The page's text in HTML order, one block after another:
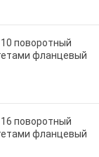
10 поворотный
фланцевый
16 поворотный
фланцевый